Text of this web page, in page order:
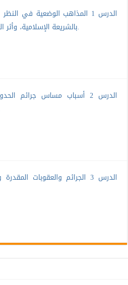
الدرس 1 المذاهب الوضعية في
بالشريعة الإسلامية، وأثر العقوبة في حياة الفرد والأمة.
الدرس 2 أسباب مساس جرائم
الدرس 3 الجرائم والعقوبات